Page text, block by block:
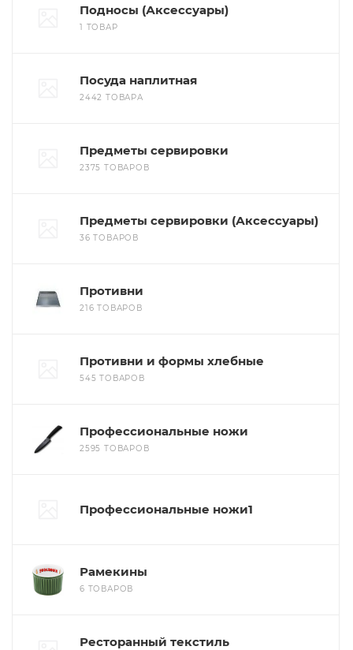
Подносы (Аксессуары)
1 ТОВАР
Посуда наплитная
2442 ТОВАРА
Предметы сервировки
2375 ТОВАРОВ
Предметы сервировки (Аксессуары)
36 ТОВАРОВ
Противни
216 ТОВАРОВ
Противни и формы хлебные
545 ТОВАРОВ
Профессиональные ножи
2595 ТОВАРОВ
Профессиональные ножи1
Рамекины
6 ТОВАРОВ
Ресторанный текстиль